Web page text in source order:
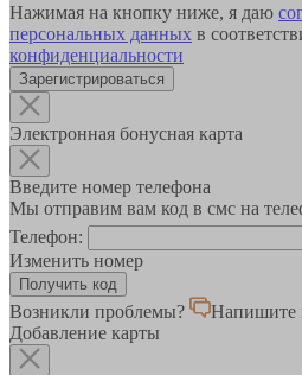
Нажимая на кнопку ниже, я даю
персональных данных в
конфиденциальности
Зарегистрироваться
Электронная бонусная карта
Введите номер телефона
Мы отправим вам код в смс на
Телефон:
Изменить номер
Возникли проблемы?
Напишите
Добавление карты